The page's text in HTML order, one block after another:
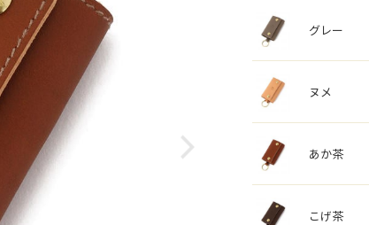
グレー
ヌメ
あか茶
こげ茶